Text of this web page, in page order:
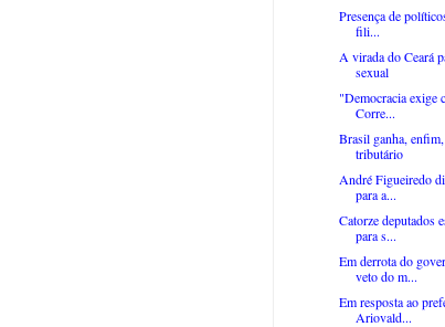
Presença de
fili...
A virada do Ceará
sexual
"Democracia exige
Corre...
Brasil ganha,
tributário
André Figueiredo
para a...
Catorze deputados
para s...
Em derrota do
veto do m...
Em resposta ao
Ariovald...